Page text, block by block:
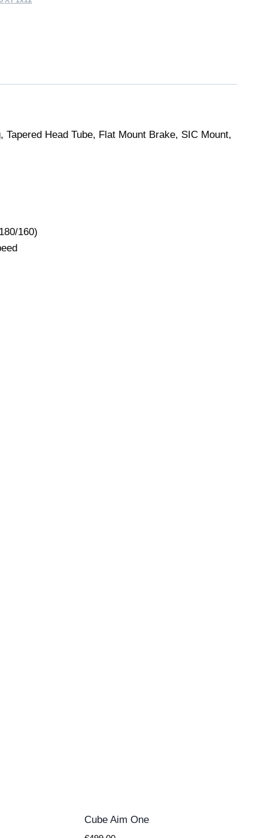
Head Tube, Flat Mount Brake, SIC Mount,
160)
Cube Aim One